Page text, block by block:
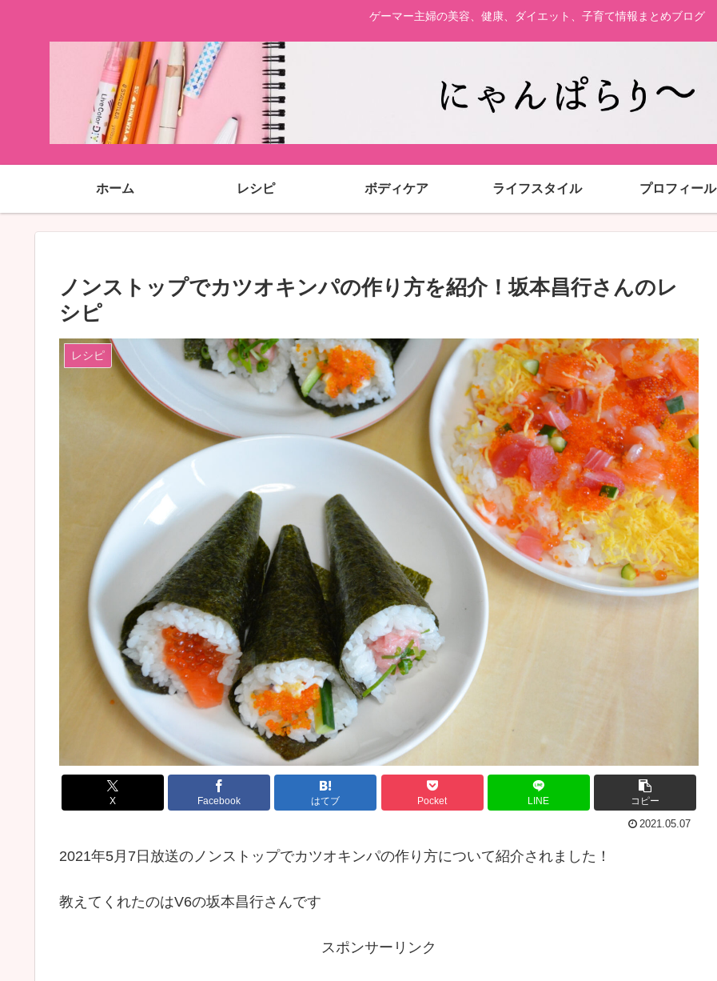
ゲーマー主婦の美容、健康、ダイエット、子育て情報まとめブログ
ホーム レシピ ボディケア ライフスタイル プロフィール
ノンストップでカツオキンパの作り方を紹介！坂本昌行さんのレ
シピ
レシピ
X Facebook はてブ Pocket LINE コピー
2021.05.07
2021年5月7日放送のノンストップでカツオキンパの作り方について紹介されました！
教えてくれたのはV6の坂本昌行さんです
スポンサーリンク